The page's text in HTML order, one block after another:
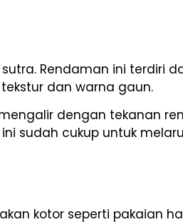
Rendaman ini terdiri
dan warna gaun.
dengan tekanan
sudah cukup untuk
kotor seperti pakaian